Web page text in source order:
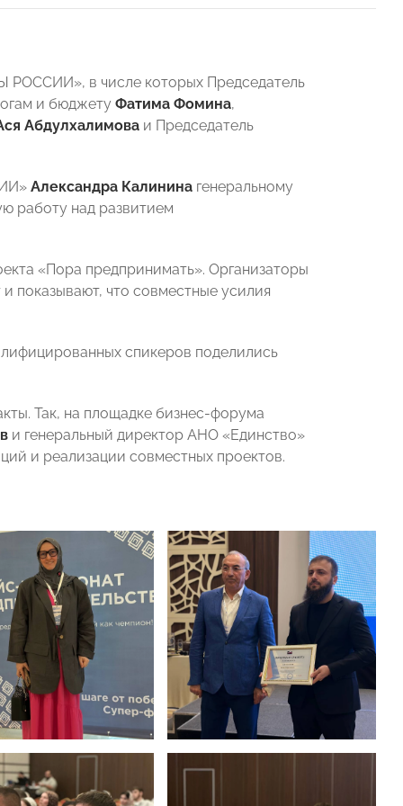
РОССИИ», в числе которых Председатель
и бюджету Фатима Фомина,
Абдулхалимова и Председатель
Александра Калинина генеральному
работу над развитием
«Пора предпринимать». Организаторы
показывают, что совместные усилия
спикеров поделились
Так, на площадке бизнес-форума
и генеральный директор АНО «Единство»
и реализации совместных проектов.